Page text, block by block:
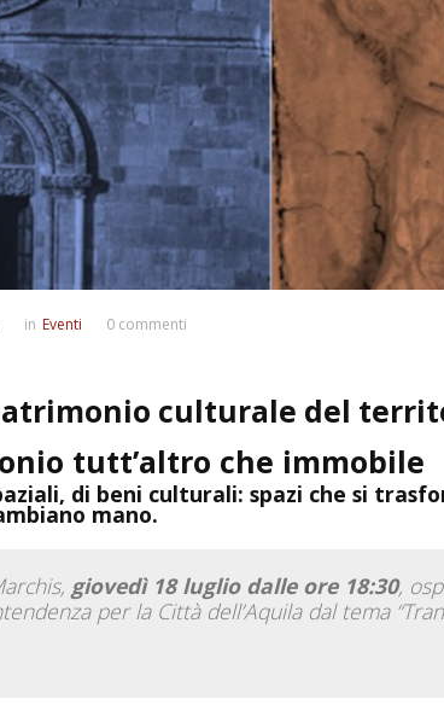
in Eventi 0 commenti
culturale del
tutt’altro che immobile
di beni culturali: spazi che si
mano.
giovedì 18 luglio dalle ore 18:30,
per la Città dell’Aquila dal tema